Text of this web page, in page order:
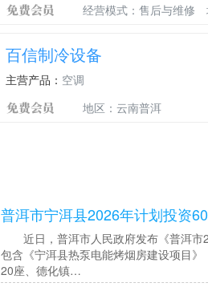
经营模式：售后与维修
百信制冷设备
主营产品： 空调
地区：云南普洱
普洱市宁洱县2026年计划投资
近日，普洱市人民政府发布《普洱市
包含《宁洱县热泵电能烤烟房建设项目
20座、德化镇…